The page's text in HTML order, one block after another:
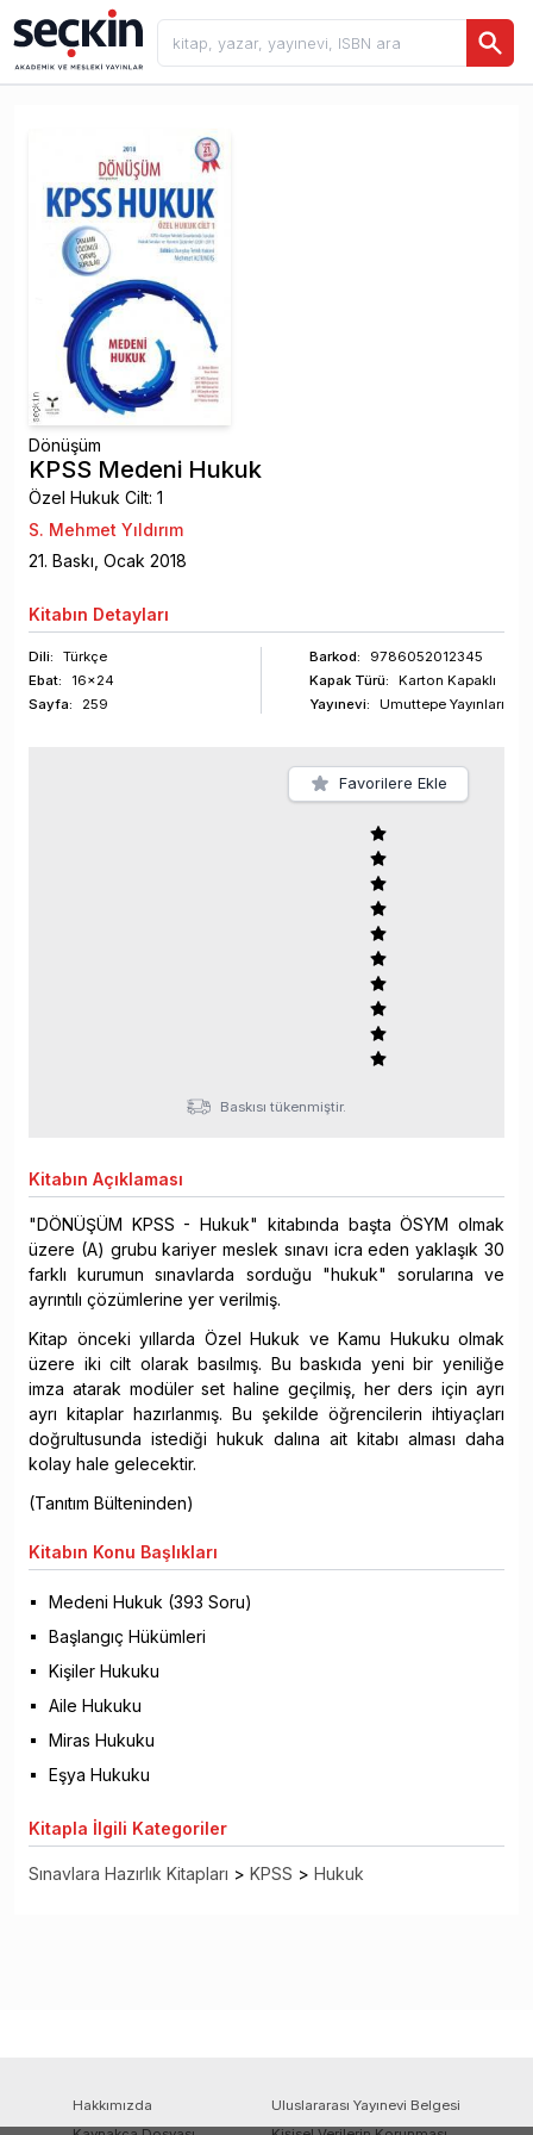
Dönüşüm
KPSS Medeni Hukuk
Özel Hukuk Cilt: 1
S. Mehmet Yıldırım
21. Baskı, Ocak 2018
Kitabın Detayları
Dili:
Türkçe
Ebat:
16x24
Sayfa: 259
Barkod:
9786052012345
Kapak Türü:
Karton Kapaklı
Yayınevi:
Umuttepe Yayınları
Favorilere Ekle
Baskısı tükenmiştir.
Kitabın Açıklaması
"DÖNÜŞÜM KPSS - Hukuk" kitabında başta ÖSYM olmak
üzere (A) grubu kariyer meslek sınavı icra eden yaklaşık 30
farklı kurumun sınavlarda sorduğu "hukuk" sorularına ve
ayrıntılı çözümlerine yer verilmiş.
Kitap önceki yıllarda Özel Hukuk ve Kamu Hukuku olmak
üzere iki cilt olarak basılmış. Bu baskıda yeni bir yeniliğe
imza atarak modüler set haline geçilmiş, her ders için ayrı
ayrı kitaplar hazırlanmış. Bu şekilde öğrencilerin ihtiyaçları
doğrultusunda istediği hukuk dalına ait kitabı alması daha
kolay hale gelecektir.
(Tanıtım Bülteninden)
Kitabın Konu Başlıkları
Medeni Hukuk (393 Soru)
Başlangıç Hükümleri
Kişiler Hukuku
Aile Hukuku
Miras Hukuku
Eşya Hukuku
Kitapla İlgili Kategoriler
Sınavlara Hazırlık Kitapları > KPSS > Hukuk
Hakkımızda
Uluslararası Yayınevi Belgesi